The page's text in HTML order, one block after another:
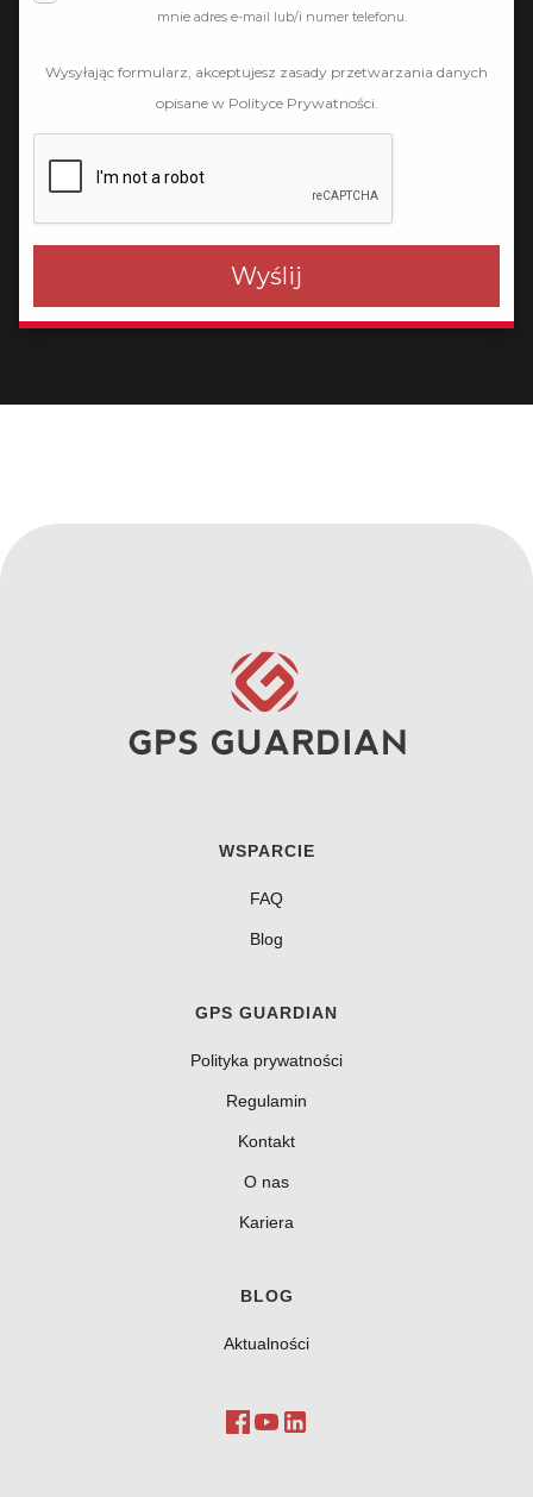
mnie adres e-mail lub/i numer telefonu.
Wysyłając formularz, akceptujesz zasady przetwarzania danych
opisane w Polityce Prywatności.
Wyślij
WSPARCIE
FAQ
Blog
GPS GUARDIAN
Polityka prywatności
Regulamin
Kontakt
O nas
Kariera
BLOG
Aktualności